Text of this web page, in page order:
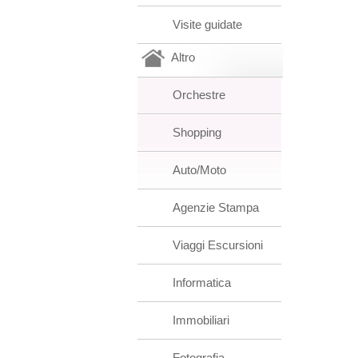
Visite guidate
Altro
Orchestre
Shopping
Auto/Moto
Agenzie Stampa
Viaggi Escursioni
Informatica
Immobiliari